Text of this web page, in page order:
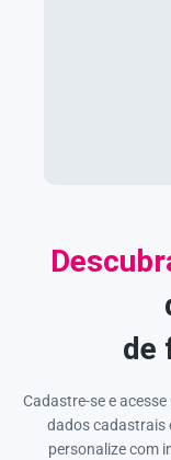
de
Cadastre-se e
dados cadastrais
personalize com